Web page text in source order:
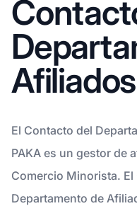
El Contacto del
PAKA es un gestor de
Comercio Minorista.
Departamento de